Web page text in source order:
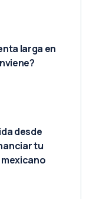
larga en
desde
tu